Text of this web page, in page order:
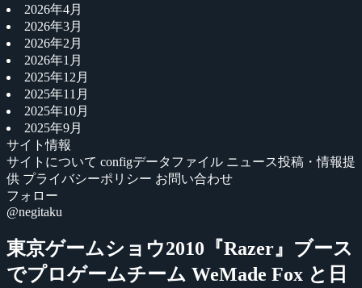
2026年4月
2026年3月
2026年2月
2026年1月
2025年12月
2025年11月
2025年10月
2025年9月
サイト情報
サイトについて configデータファイル ニュース投稿・情報提
供 プライバシーポリシー お問い合わせ
フォロー
@negitaku
東京ゲームショウ2010『Razer』ブース
でプロゲームチーム WeMade Fox と日